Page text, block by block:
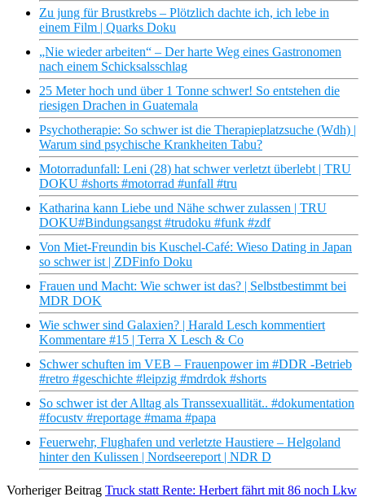
Zu jung für Brustkrebs – Plötzlich dachte ich, ich lebe in
einem Film | Quarks Doku
„Nie wieder arbeiten“ – Der harte Weg eines Gastronomen
nach einem Schicksalsschlag
25 Meter hoch und über 1 Tonne schwer! So entstehen die
riesigen Drachen in Guatemala
Psychotherapie: So schwer ist die Therapieplatzsuche (Wdh) |
Warum sind psychische Krankheiten Tabu?
Motorradunfall: Leni (28) hat schwer verletzt überlebt | TRU
DOKU #shorts #motorrad #unfall #tru
Katharina kann Liebe und Nähe schwer zulassen | TRU
DOKU#Bindungsangst #trudoku #funk #zdf
Von Miet-Freundin bis Kuschel-Café: Wieso Dating in Japan
so schwer ist | ZDFinfo Doku
Frauen und Macht: Wie schwer ist das? | Selbstbestimmt bei
MDR DOK
Wie schwer sind Galaxien? | Harald Lesch kommentiert
Kommentare #15 | Terra X Lesch & Co
Schwer schuften im VEB – Frauenpower im #DDR -Betrieb
#retro #geschichte #leipzig #mdrdok #shorts
So schwer ist der Alltag als Transsexuallität.. #dokumentation
#focustv #reportage #mama #papa
Feuerwehr, Flughafen und verletzte Haustiere – Helgoland
hinter den Kulissen | Nordseereport | NDR D
Vorheriger Beitrag Truck statt Rente: Herbert fährt mit 86 noch Lkw